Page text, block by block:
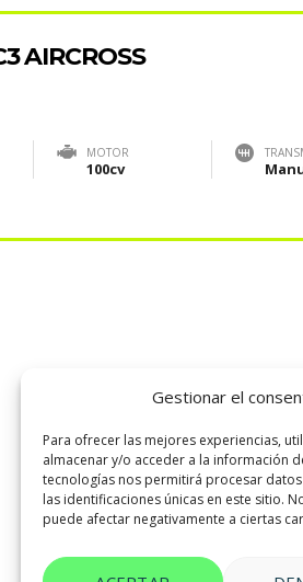
Gestionar el
Para ofrecer las mejores experiencias,
almacenar y/o acceder a la información
tecnologías nos permitirá procesar
las identificaciones únicas en este sitio.
puede afectar negativamente a ciertas
AIRCROSS
MOTOR
100cv